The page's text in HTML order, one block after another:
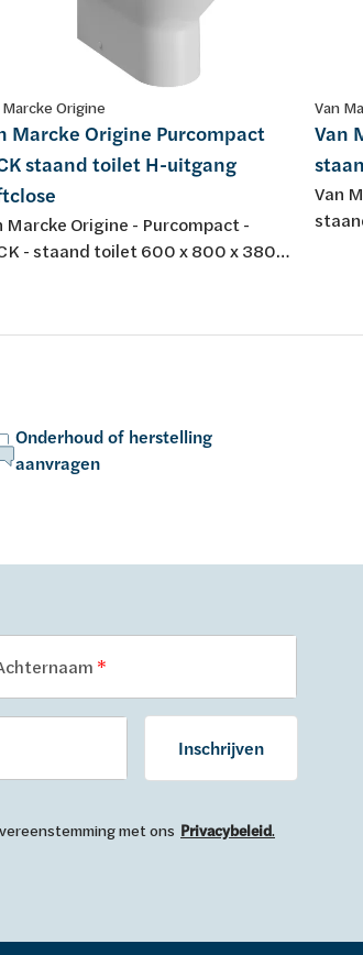
Marcke Origine
Marcke Origine Purcompact
staand toilet H-uitgang
Marcke Origine - Purcompact -
- staand toilet 600 x 800 x 380
- dunne toiletzitting
Van
Van
Van
Onderhoud of herstelling
aanvragen
Inschrijven
met ons Privacybeleid.